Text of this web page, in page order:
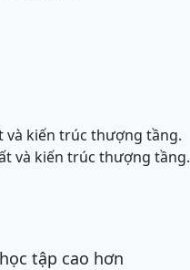
và kiến trúc thượng tầng.
và kiến trúc thượng tầng.
tập cao hơn